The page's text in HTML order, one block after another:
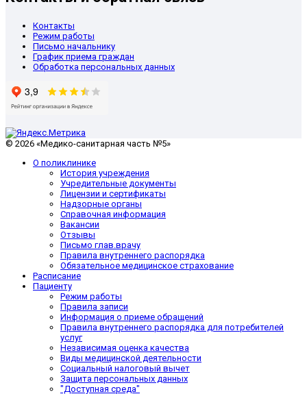
Контакты
Режим работы
Письмо начальнику
График приема граждан
Обработка персональных данных
© 2026 «Медико-санитарная часть №5»
О поликлинике
История учреждения
Учредительные документы
Лицензии и сертификаты
Надзорные органы
Справочная информация
Вакансии
Отзывы
Письмо глав.врачу
Правила внутреннего распорядка
Обязательное медицинское страхование
Расписание
Пациенту
Режим работы
Правила записи
Информация о приеме обращений
Правила внутреннего распорядка для потребителей
услуг
Независимая оценка качества
Виды медицинской деятельности
Социальный налоговый вычет
Защита персональных данных
"Доступная среда"